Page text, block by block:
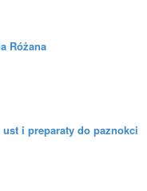
Różana
i preparaty do paznokci